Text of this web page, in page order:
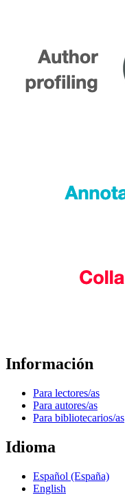
Información
Para lectores/as
Para autores/as
Para bibliotecarios/as
Idioma
Español (España)
English